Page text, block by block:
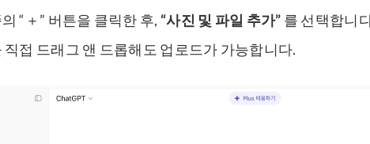
“＋” 버튼을 클릭한 후, “사진 및 파일 추가” 를 선택합니
직접 드래그 앤 드롭해도 업로드가 가능합니다.